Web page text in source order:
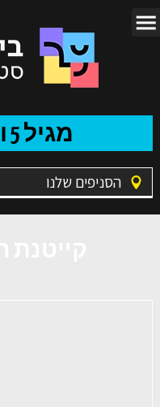
מגיל 5 ועד כיתה יב'
הסניפים שלנו